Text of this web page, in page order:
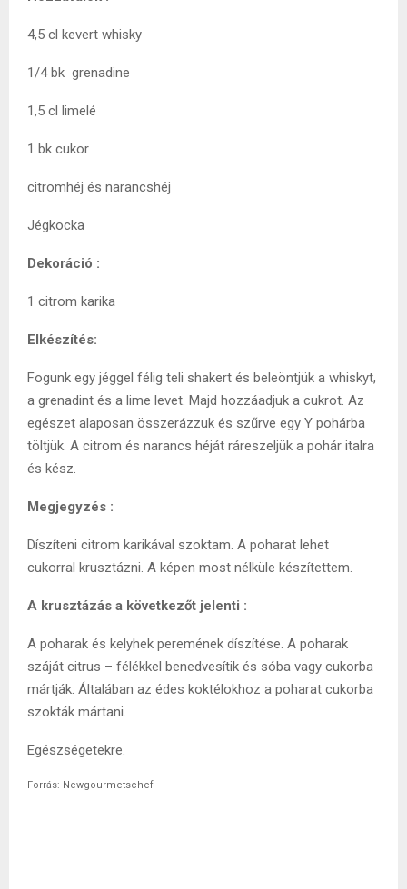
4,5 cl kevert whisky
1/4 bk grenadine
1,5 cl limelé
1 bk cukor
citromhéj és narancshéj
Jégkocka
Dekoráció :
1 citrom karika
Elkészítés:
Fogunk egy jéggel félig teli shakert és beleöntjük a whiskyt,
a grenadint és a lime levet. Majd hozzáadjuk a cukrot. Az
egészet alaposan összerázzuk és szűrve egy Y pohárba
töltjük. A citrom és narancs héját ráreszeljük a pohár italra
és kész.
Megjegyzés :
Díszíteni citrom karikával szoktam. A poharat lehet
cukorral krusztázni. A képen most nélküle készítettem.
A krusztázás a következőt jelenti :
A poharak és kelyhek peremének díszítése. A poharak
száját citrus – félékkel benedvesítik és sóba vagy cukorba
mártják. Általában az édes koktélokhoz a poharat cukorba
szokták mártani.
Egészségetekre.
Forrás: Newgourmetschef